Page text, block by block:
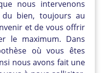
nous intervenons
bien, toujours au
et de vous offrir
le maximum. Dans
où vous êtes
nous avons fait une